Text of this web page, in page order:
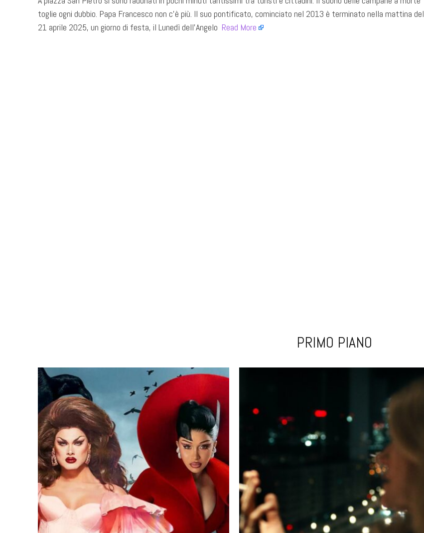
toglie ogni dubbio. Papa Francesco non c’è più. Il suo pontificato, cominciato nel 2013 è terminato nella mattina del
21 aprile 2025, un giorno di festa, il Lunedì dell’Angelo ​ Read More
PRIMO PIANO